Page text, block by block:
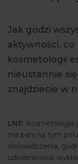
Jak godzi
aktywności, co
kosmetologii
nieustannie
znajdziecie w
LNE: Kosmetologia
ma pani na tym
doświadczenia,
szkoleniowca,